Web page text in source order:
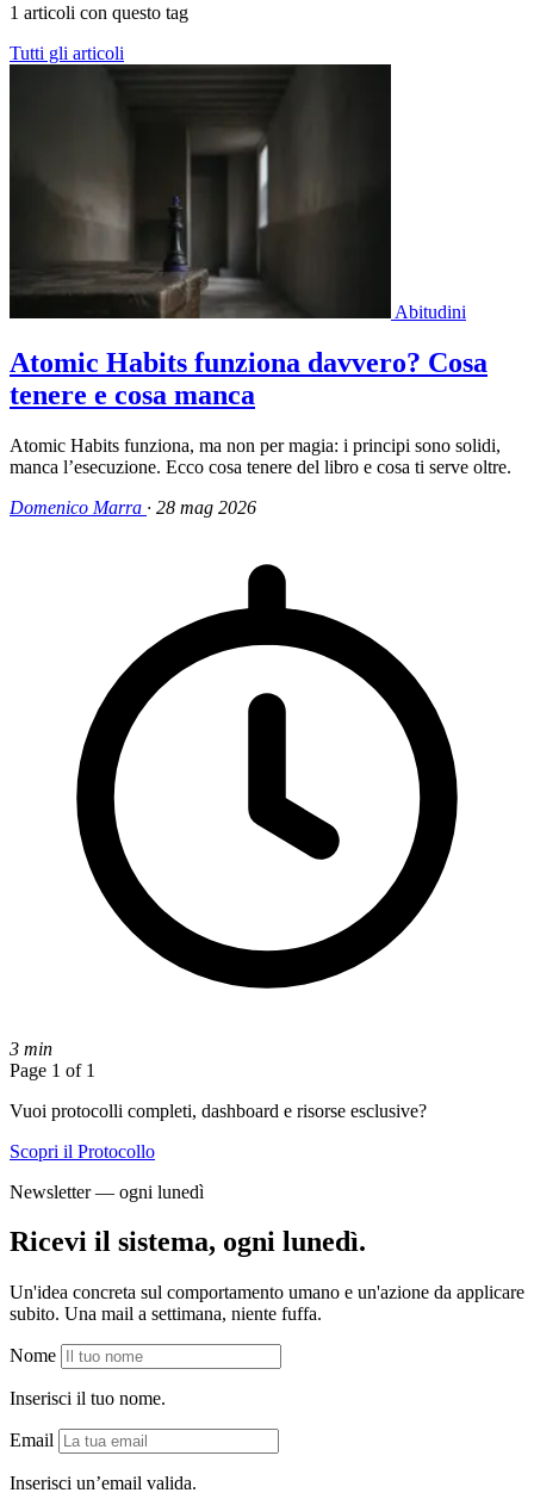
1 articoli con questo tag
Tutti gli articoli
Abitudini
Atomic Habits funziona davvero? Cosa
tenere e cosa manca
Atomic Habits funziona, ma non per magia: i principi sono solidi,
manca l’esecuzione. Ecco cosa tenere del libro e cosa ti serve oltre.
Domenico Marra · 28 mag 2026
3 min
Page 1 of 1
Vuoi protocolli completi, dashboard e risorse esclusive?
Scopri il Protocollo
Newsletter — ogni lunedì
Ricevi il sistema, ogni lunedì.
Un'idea concreta sul comportamento umano e un'azione da applicare
subito. Una mail a settimana, niente fuffa.
Nome
Inserisci il tuo nome.
Email
Inserisci un’email valida.